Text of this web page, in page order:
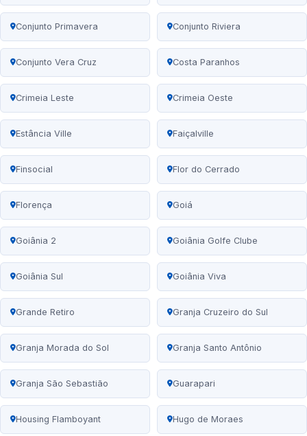
Conjunto Primavera Conjunto Riviera
Conjunto Vera Cruz Costa Paranhos
Crimeia Leste Crimeia Oeste
Estância Ville Faiçalville
Finsocial Flor do Cerrado
Florença Goiá
Goiânia 2 Goiânia Golfe Clube
Goiânia Sul Goiânia Viva
Grande Retiro Granja Cruzeiro do Sul
Granja Morada do Sol Granja Santo Antônio
Granja São Sebastião Guarapari
Housing Flamboyant Hugo de Moraes